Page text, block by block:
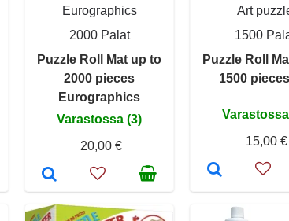
Eurographics
2000 Palat
Puzzle Roll Mat up to
2000 pieces
Eurographics
Varastossa (3)
20,00 €
Art
1500
Puzzle Roll
1500
15,00 €